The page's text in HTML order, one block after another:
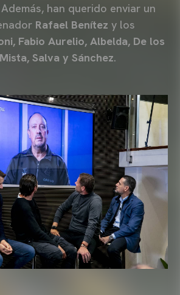
Además, han querido enviar un
Rafael Benítez y los
Fabio Aurelio, Albelda, De los
Salva y Sánchez.